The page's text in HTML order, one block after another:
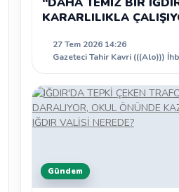
KARARLILIKLA
27 Tem 2026 14:26
Gazeteci Tahir Kavri (((Alo)))
Gündem